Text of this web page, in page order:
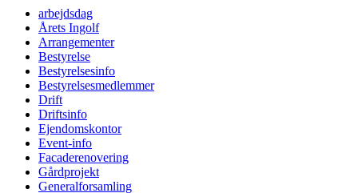
arbejdsdag
Årets Ingolf
Arrangementer
Bestyrelse
Bestyrelsesinfo
Bestyrelsesmedlemmer
Drift
Driftsinfo
Ejendomskontor
Event-info
Facaderenovering
Gårdprojekt
Generalforsamling